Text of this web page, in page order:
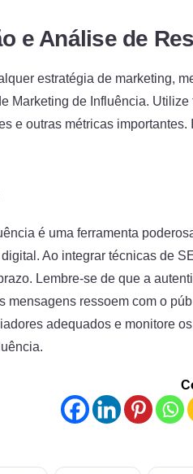
e Análise de
estratégia de marketing,
Marketing de Influência.
e outras métricas
é uma ferramenta
Ao integrar técnicas de
Lembre-se de que a
mensagens ressoem com o
adequados e monitore